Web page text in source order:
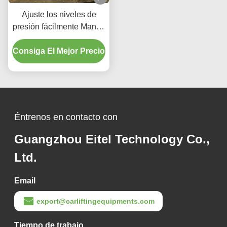
Ajuste los niveles de
presión fácilmente Mango
de control de baja presión
móvil Cambiador de
neumáticos
Consiga El Mejor Precio
Éntrenos en contacto con
Guangzhou Eitel Technology Co.,
Ltd.
Email
export@carliftingequipments.com